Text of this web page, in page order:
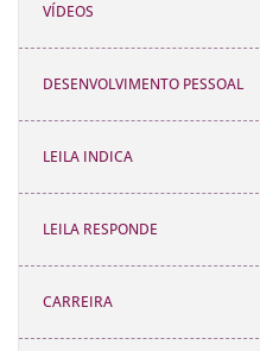
VÍDEOS
DESENVOLVIMENTO PESSOAL
LEILA INDICA
LEILA RESPONDE
CARREIRA